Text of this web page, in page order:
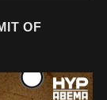
OF